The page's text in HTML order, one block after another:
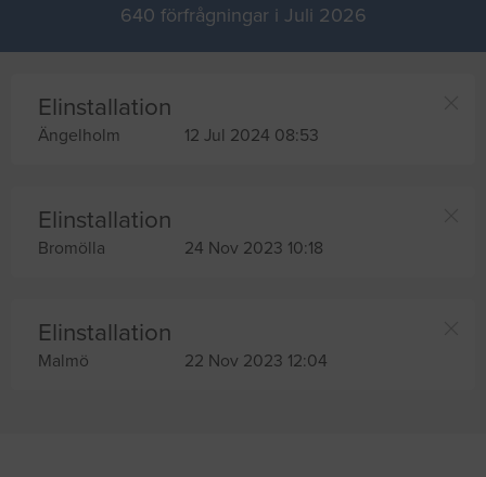
640 förfrågningar i Juli 2026
Elinstallation
Ängelholm 12 Jul 2024 08:53
Elinstallation
Bromölla 24 Nov 2023 10:18
Elinstallation
Malmö 22 Nov 2023 12:04